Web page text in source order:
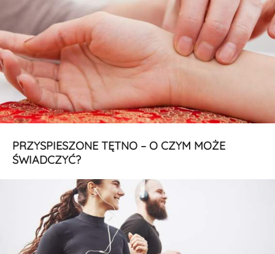
PRZYSPIESZONE TĘTNO – O CZYM MOŻE
ŚWIADCZYĆ?